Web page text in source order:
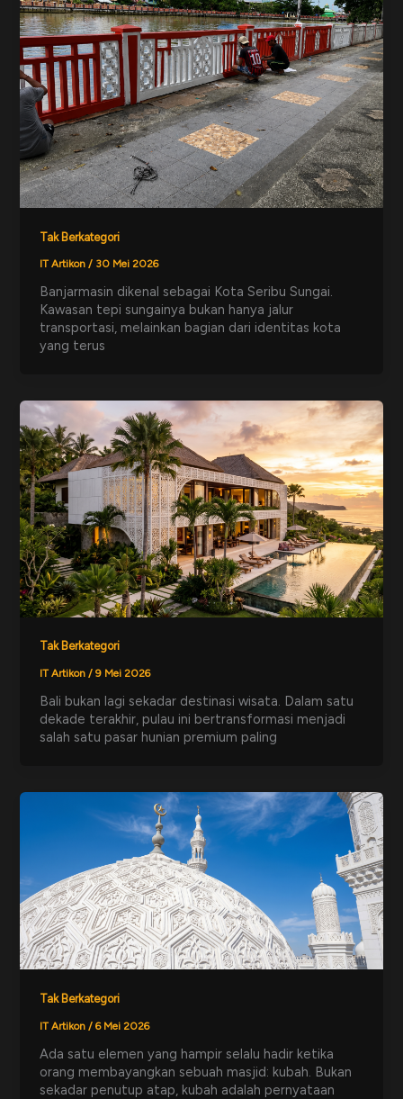
Tak Berkategori
IT Artikon/ 30 Mei 2026
Banjarmasin dikenal sebagai Kota Seribu Sungai.
Kawasan tepi sungainya bukan hanya jalur
transportasi, melainkan bagian dari identitas kota
yang terus
Tak Berkategori
IT Artikon/9 Mei 2026
Bali bukan lagi sekadar destinasi wisata. Dalam satu
dekade terakhir, pulau ini bertransformasi menjadi
salah satu pasar hunian premium paling
Tak Berkategori
IT Artikon/6 Mei 2026
Ada satu elemen yang hampir selalu hadir ketika
orang membayangkan sebuah masjid: kubah. Bukan
sekadar penutup atap, kubah adalah pernyataan